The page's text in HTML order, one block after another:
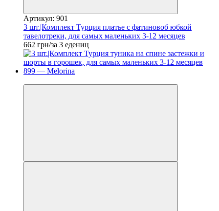
Артикул: 901
3 шт.|Комплект Турция платье с фатиновоб юбкой
тавелотреки, для самых маленьких 3-12 месяцев
662 грн/за 3 едениц